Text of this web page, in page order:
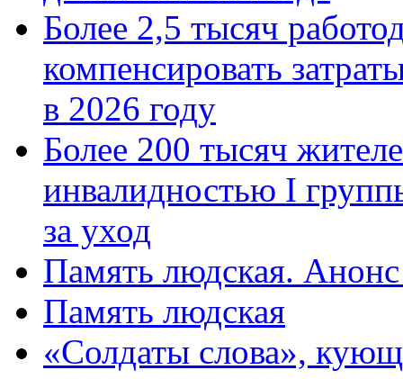
Более 2,5 тысяч
компенсировать
в 2026 году
Более 200 тысяч
инвалидностью I
за уход
Память людская.
Память людская
«Солдаты слова»,